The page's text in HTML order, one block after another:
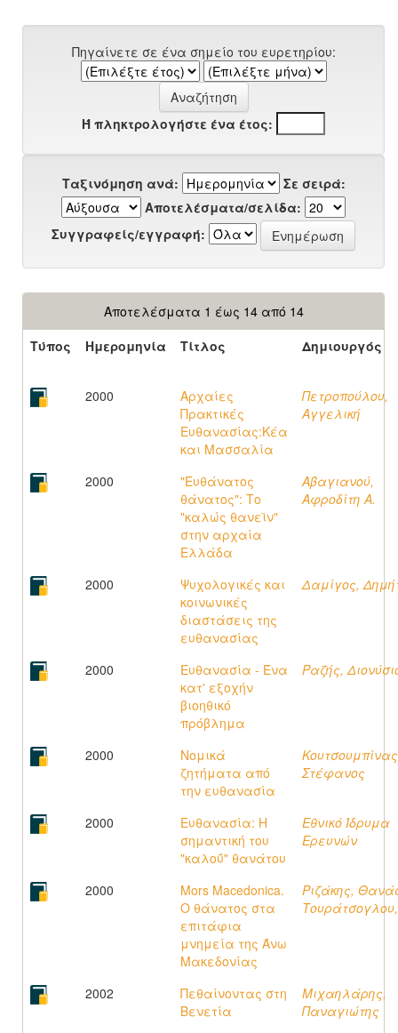
Πηγαίνετε σε ένα σημείο του ευρετηρίου:
Ή πληκτρολογήστε ένα έτος:
Ταξινόμηση ανά:
Σε σειρά:
Αποτελέσματα/σελίδα:
Συγγραφείς/εγγραφή:
Αποτελέσματα 1 έως 14 από 14
Τύπος
Ημερομηνία Τίτλος Δημιουργός
2000
Αρχαίες
Πρακτικές
Ευθανασίας:Κέα
και Μασσαλία
Πετροπούλου,
Αγγελική
2000
"Ευθάνατος
θάνατος": Το
"καλώς θανεϊν"
στην αρχαία
Ελλάδα
Αβαγιανού,
Αφροδίτη Α.
2000
Ψυχολογικές και
κοινωνικές
διαστάσεις της
ευθανασίας
Δαμίγος,
2000
Ευθανασία - Ένα
κατ' εξοχήν
βιοηθικό
πρόβλημα
Ραζής,
2000
Νομικά
ζητήματα από
την ευθανασία
Στέφανος
2000
Ευθανασία: Η
σημαντική του
"καλοΰ" θανάτου
Εθνικό Ίδρυμα
Ερευνών
2000
Mors Macedonica.
Ο θάνατος στα
επιτάφια
μνημεία της Άνω
Μακεδονίας
Ριζάκης,
Τουράτσογλου,
2002
Πεθαίνοντας στη
Βενετία
Μιχαηλάρης,
Παναγιώτης